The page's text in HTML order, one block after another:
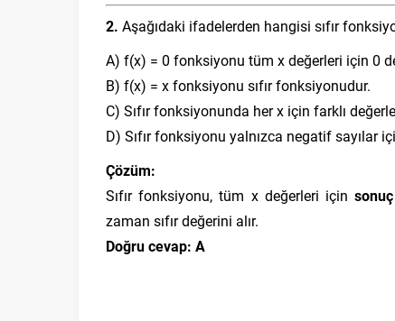
2. Aşağıdaki ifadelerden hangisi sıfır
A) f(x) = 0 fonksiyonu tüm x değerleri için 0
B) f(x) = x fonksiyonu sıfır fonksiyonudur.
C) Sıfır fonksiyonunda her x için farklı
D) Sıfır fonksiyonu yalnızca negatif sayılar
Çözüm:
Sıfır fonksiyonu, tüm x değerleri için
zaman sıfır değerini alır.
Doğru cevap: A